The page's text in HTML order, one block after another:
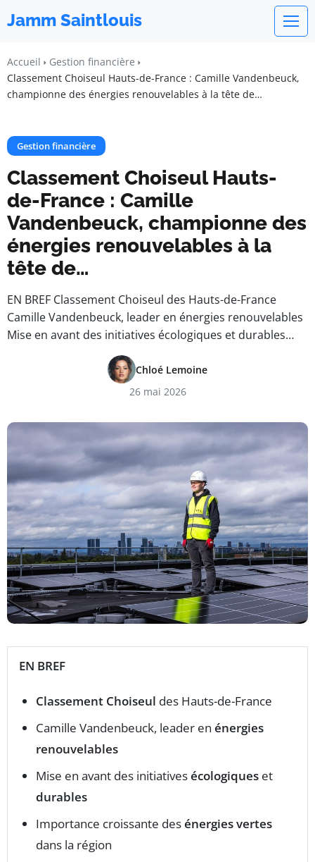
Jamm Saintlouis
Accueil
Gestion financière
Classement Choiseul Hauts-de-France : Camille Vandenbeuck,
championne des énergies renouvelables à la tête de…
Gestion financière
Classement Choiseul Hauts-
de-France : Camille
Vandenbeuck, championne des
énergies renouvelables à la
tête de…
EN BREF Classement Choiseul des Hauts-de-France
Camille Vandenbeuck, leader en énergies renouvelables
Mise en avant des initiatives écologiques et durables…
Chloé Lemoine
26 mai 2026
EN BREF
Classement Choiseul des Hauts-de-France
Camille Vandenbeuck, leader en énergies
renouvelables
Mise en avant des initiativesécologiques et
durables
Importance croissante desénergies vertes
dans la région